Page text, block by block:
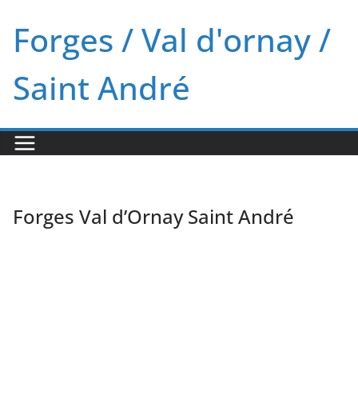
contenu
Forges / Val d'ornay /
Saint André
Forges Val d’Ornay Saint André